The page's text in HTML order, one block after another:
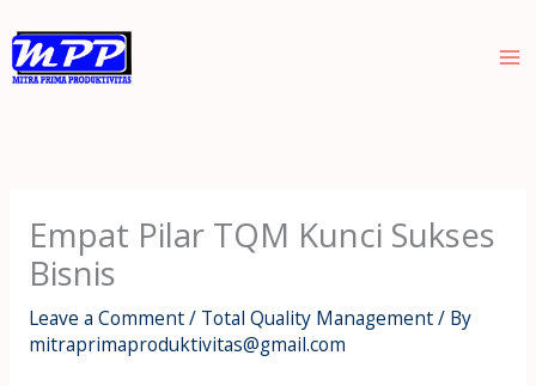
to
content
Empat Pilar TQM Kunci Sukses
Bisnis
Leave a Comment/ Total Quality Management/ By
mitraprimaproduktivitas@gmail.com